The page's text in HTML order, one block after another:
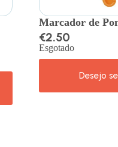
Marcador de
€2.50
Esgotado